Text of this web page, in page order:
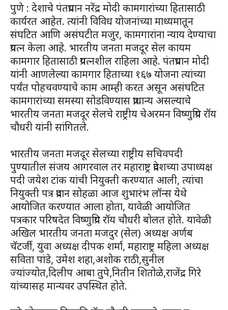
पुणे : देशाचे पंतप्रधान नरेंद्र मोदी कामगारांच्या हितासाठी
कार्यरत आहेत. त्यांनी विविध योजनांच्या माध्यमातून
संघटित आणि असंघटीत मजुर, कामगारांना न्याय देण्याचा
प्रयत्न केला आहे. भारतीय जनता मजदूर सेल कायम
कामगार हितासाठी प्रयत्नशील राहिला आहे. पंतप्रधान मोदी
यांनी आणलेल्या कामगार हिताच्या १६७ योजना त्यांच्या
पर्यंत पोहचवण्याचे काम आम्ही करत असून असंघटित
कामगारांच्या समस्या सोडविण्यास प्राधान्य असल्याचे
भारतीय जनता मजदूर सेलचे राष्ट्रीय चेअरमन विष्णुप्रिय रॉय
चौधरी यांनी सांगितले.
भारतीय जनता मजदूर सेलच्या राष्ट्रीय सचिवपदी
पुण्यातील संजय आगरवाल तर महाराष्ट्र प्रदेशच्या उपाध्यक्ष
पदी जयेश टांक यांची नियुक्ती करण्यात आली, त्यांचा
नियुक्ती पत्र प्रदान सोहळा आज शुभारंभ लॉन्स येथे
आयोजित करण्यात आला होता, यावेळी आयोजित
पत्रकार परिषदेत विष्णुप्रिय रॉय चौधरी बोलत होते. यावेळी
अखिल भारतीय जनता मजदुर (सेल) अध्यक्ष अर्णब
चॅटर्जी, युवा अध्यक्ष दीपक शर्मा, महाराष्ट्र महिला अध्यक्ष
सविता पांडे, उमेश शहा,अशोक राठी,सुनील
ज्यांज्योत,दिलीप आबा तुपे,नितीन शितोळे,राजेंद्र गिरे
यांच्यासह मान्यवर उपस्थित होते.